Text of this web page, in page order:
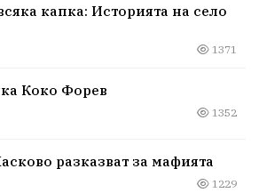
капка: Историята на село
1371
Коко Форев
1352
разказват за мафията
1229